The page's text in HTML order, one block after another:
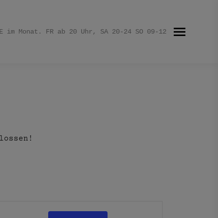
im Monat. FR ab 20 Uhr, SA 20-24 SO 09-12